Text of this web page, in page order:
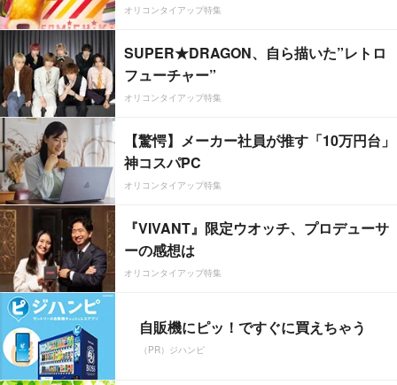
オリコンタイアップ特集
SUPER★DRAGON、自ら描いた”レトロ
フューチャー”
オリコンタイアップ特集
【驚愕】メーカー社員が推す「10万円台」
神コスパPC
オリコンタイアップ特集
『VIVANT』限定ウオッチ、プロデューサ
ーの感想は
オリコンタイアップ特集
自販機にピッ！ですぐに買えちゃう
（PR）ジハンピ